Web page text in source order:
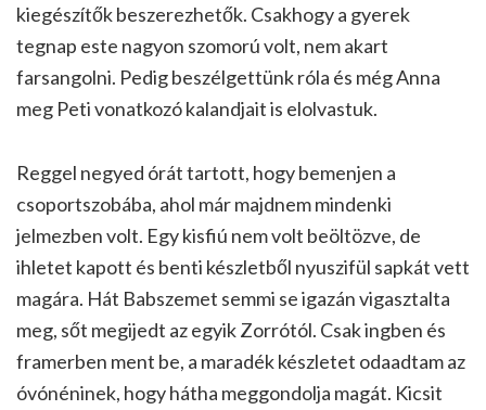
kiegészítők beszerezhetők. Csakhogy a gyerek
tegnap este nagyon szomorú volt, nem akart
farsangolni. Pedig beszélgettünk róla és még Anna
meg Peti vonatkozó kalandjait is elolvastuk.
Reggel negyed órát tartott, hogy bemenjen a
csoportszobába, ahol már majdnem mindenki
jelmezben volt. Egy kisfiú nem volt beöltözve, de
ihletet kapott és benti készletből nyuszifül sapkát vett
magára. Hát Babszemet semmi se igazán vigasztalta
meg, sőt megijedt az egyik Zorrótól. Csak ingben és
framerben ment be, a maradék készletet odaadtam az
óvónéninek, hogy hátha meggondolja magát. Kicsit